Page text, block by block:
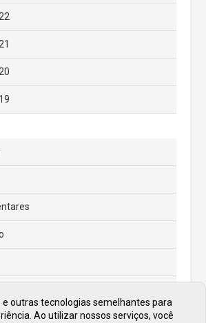
Facultativos
e outras tecnologias semelhantes para
Ao utilizar nossos serviços, você